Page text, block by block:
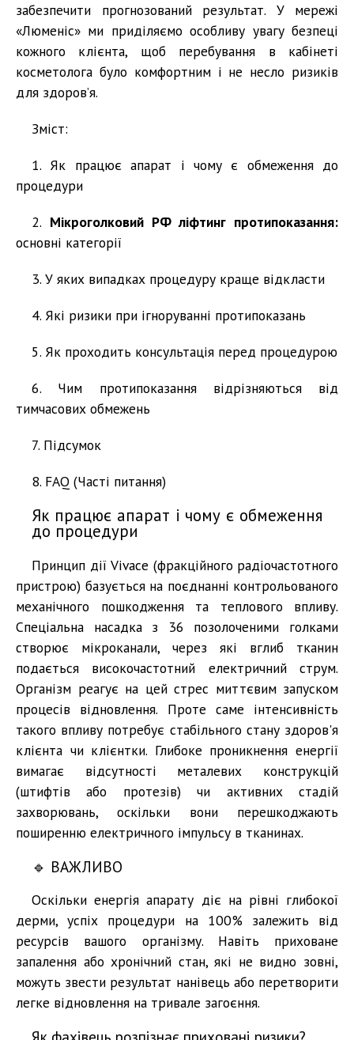
забезпечити прогнозований результат. У мережі
«Люменіс» ми приділяємо особливу увагу безпеці
кожного клієнта, щоб перебування в кабінеті
косметолога було комфортним і не несло ризиків
для здоров’я.
Зміст:
1. Як працює апарат і чому є обмеження до
процедури
2. Мікроголковий РФ ліфтинг протипоказання:
основні категорії
3. У яких випадках процедуру краще відкласти
4. Які ризики при ігноруванні протипоказань
5. Як проходить консультація перед процедурою
6. Чим протипоказання відрізняються від
тимчасових обмежень
7. Підсумок
8. FAQ (Часті питання)
Як працює апарат і чому є обмеження
до процедури
Принцип дії Vivace (фракційного радіочастотного
пристрою) базується на поєднанні контрольованого
механічного пошкодження та теплового впливу.
Спеціальна насадка з 36 позолоченими голками
створює мікроканали, через які вглиб тканин
подається високочастотний електричний струм.
Організм реагує на цей стрес миттєвим запуском
процесів відновлення. Проте саме інтенсивність
такого впливу потребує стабільного стану здоров'я
клієнта чи клієнтки. Глибоке проникнення енергії
вимагає відсутності металевих конструкцій
(штифтів або протезів) чи активних стадій
захворювань, оскільки вони перешкоджають
поширенню електричного імпульсу в тканинах.
🔹 ВАЖЛИВО
Оскільки енергія апарату діє на рівні глибокої
дерми, успіх процедури на 100% залежить від
ресурсів вашого організму. Навіть приховане
запалення або хронічний стан, які не видно зовні,
можуть звести результат нанівець або перетворити
легке відновлення на тривале загоєння.